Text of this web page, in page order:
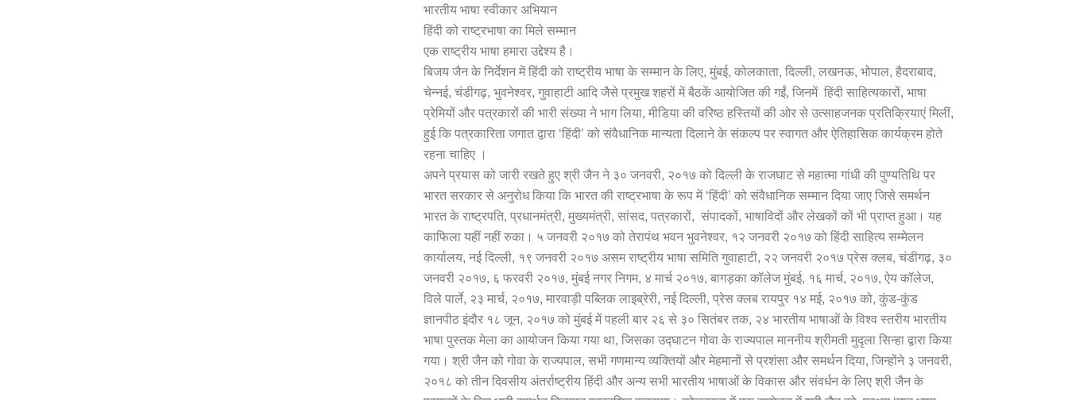
भारतीय भाषा स्वीकार अभियान
हिंदी को राष्ट्रभाषा का मिले सम्मान
एक राष्ट्रीय भाषा हमारा उद्देश्य है।
बिजय जैन के निर्देशन में हिंदी को राष्ट्रीय भाषा के सम्मान के लिए, मुंबई, कोलकाता, दिल्ली, लखनऊ, भोपाल, हैदराबाद,
चेन्नई, चंडीगढ़, भुवनेश्वर, गुवाहाटी आदि जैसे प्रमुख शहरों में बैठकें आयोजित की गईं, जिनमें हिंदी साहित्यकारों, भाषा
प्रेमियों और पत्रकारों की भारी संख्या ने भाग लिया, मीडिया की वरिष्ठ हस्तियों की ओर से उत्साहजनक प्रतिक्रियाएं मिलीं,
हुई कि पत्रकारिता जगात द्वारा ‘हिंदी’ को संवैधानिक मान्यता दिलाने के संकल्प पर स्वागत और ऐतिहासिक कार्यक्रम होते
रहना चाहिए ।
अपने प्रयास को जारी रखते हुए श्री जैन ने ३० जनवरी, २०१७ को दिल्ली के राजघाट से महात्मा गांधी की पुण्यतिथि पर
भारत सरकार से अनुरोध किया कि भारत की राष्ट्रभाषा के रूप में ‘हिंदी’ को संवैधानिक सम्मान दिया जाए जिसे समर्थन
भारत के राष्ट्रपति, प्रधानमंत्री, मुख्यमंत्री, सांसद, पत्रकारों, संपादकों, भाषाविदों और लेखकों कों भी प्राप्त हुआ। यह
काफिला यहीं नहीं रुका। ५ जनवरी २०१७ को तेरापंथ भवन भुवनेश्वर, १२ जनवरी २०१७ को हिंदी साहित्य सम्मेलन
कार्यालय, नई दिल्ली, १९ जनवरी २०१७ असम राष्ट्रीय भाषा समिति गुवाहाटी, २२ जनवरी २०१७ प्रेस क्लब, चंडीगढ़, ३०
जनवरी २०१७, ६ फरवरी २०१७, मुंबई नगर निगम, ४ मार्च २०१७, बागड़का कॉलेज मुंबई, १६ मार्च, २०१७, ऐय कॉलेज,
विले पार्ले, २३ मार्च, २०१७, मारवाड़ी पब्लिक लाइब्रेरी, नई दिल्ली, प्रेस क्लब रायपुर १४ मई, २०१७ को, कुंड-कुंड
ज्ञानपीठ इंदौर १८ जून, २०१७ को मुंबई में पहली बार २६ से ३० सितंबर तक, २४ भारतीय भाषाओं के विश्व स्तरीय भारतीय
भाषा पुस्तक मेला का आयोजन किया गया था, जिसका उद्घाटन गोवा के राज्यपाल माननीय श्रीमती मुदृला सिन्हा द्वारा किया
गया। श्री जैन को गोवा के राज्यपाल, सभी गणमान्य व्यक्तियों और मेहमानों से प्रशंसा और समर्थन दिया, जिन्होंने ३ जनवरी,
२०१८ को तीन दिवसीय अंतर्राष्ट्रीय हिंदी और अन्य सभी भारतीय भाषाओं के विकास और संवर्धन के लिए श्री जैन के